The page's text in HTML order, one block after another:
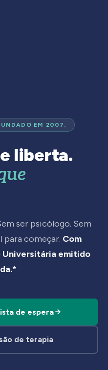
EM 2007.
liberta.
ser psicólogo. Sem
para começar. Com
emitido
de espera
de terapia